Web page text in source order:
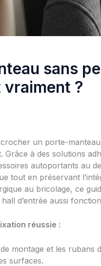
sans
?
un porte-
Grâce à des solutions
autoportants au
tout en préservant
au bricolage, ce
d’entrée aussi
réussie :
montage et les
surfaces.